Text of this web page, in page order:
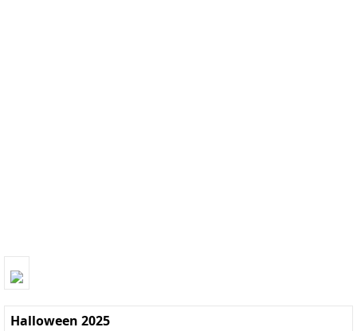
Halloween 2025